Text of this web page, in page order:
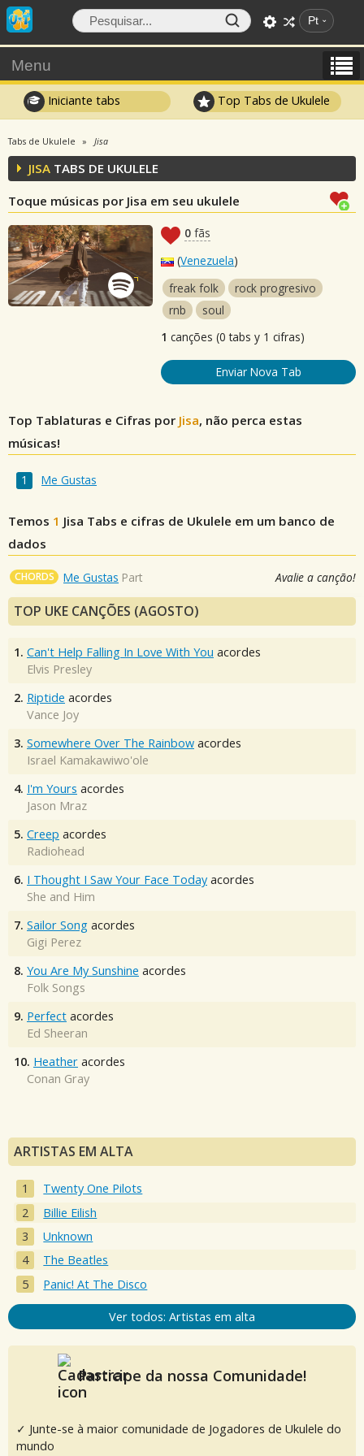
Pt
Menu
Iniciante tabs Top Tabs de Ukulele
Tabs de Ukulele Jisa
JISA TABS DE UKULELE
Toque músicas por Jisa em seu ukulele
0 fãs
(Venezuela)
freak folk
rock progresivo
rnb
soul
1 canções (0 tabs y 1 cifras)
Enviar Nova Tab
Top Tablaturas e Cifras por Jisa, não perca estas
músicas!
Me Gustas
Temos 1 Jisa Tabs e cifras de Ukulele em um banco de
dados
CHORDS Me Gustas Part Avalie a canção!
TOP UKE CANÇÕES (AGOSTO)
1. Can't Help Falling In Love With You acordes
Elvis Presley
2. Riptide acordes
Vance Joy
3. Somewhere Over The Rainbow acordes
Israel Kamakawiwo'ole
4. I'm Yours acordes
Jason Mraz
5. Creep acordes
Radiohead
6. I Thought I Saw Your Face Today acordes
She and Him
7. Sailor Song acordes
Gigi Perez
8. You Are My Sunshine acordes
Folk Songs
9. Perfect acordes
Ed Sheeran
10. Heather acordes
Conan Gray
ARTISTAS EM ALTA
Twenty One Pilots
Billie Eilish
Unknown
The Beatles
Panic! At The Disco
Ver todos: Artistas em alta
Participe da nossa Comunidade!
✓ Junte-se à maior comunidade de Jogadores de Ukulele do
mundo